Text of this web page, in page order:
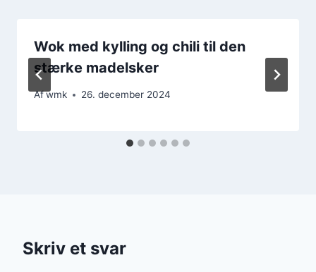
Wok med kylling og chili til den
stærke madelsker
Afwmk 26. december 2024
Skriv et svar